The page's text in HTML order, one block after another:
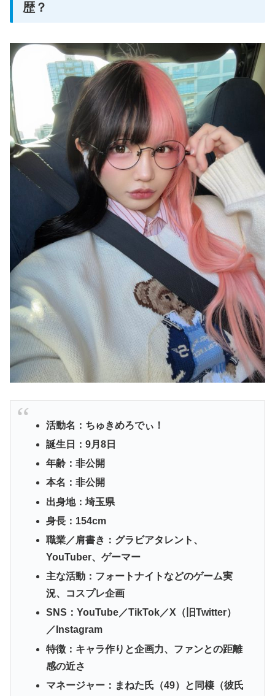
歴？
活動名：ちゅきめろでぃ！
誕生日：9月8日
年齢：非公開
本名：非公開
出身地：埼玉県
身長：154cm
職業／肩書き：グラビアタレント、
YouTuber、ゲーマー
主な活動：フォートナイトなどのゲーム実
況、コスプレ企画
SNS：YouTube／TikTok／X（旧Twitter）
／Instagram
特徴：キャラ作りと企画力、ファンとの距離
感の近さ
マネージャー：まねた氏（49）と同棲（彼氏